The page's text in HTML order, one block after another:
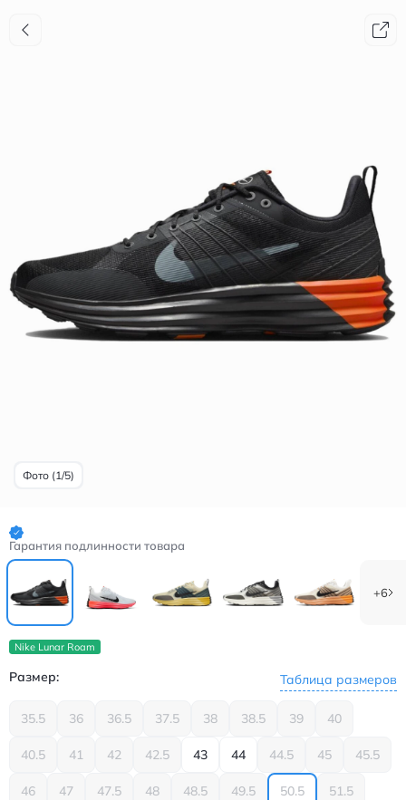
Фото (1/5)
Гарантия подлинности товара
+6
Nike Lunar Roam
Размер: Таблица размеров
35.5 36 36.5 37.5 38 38.5 39 40
40.5 41 42 42.5 43 44 44.5 45 45.5
46 47 47.5 48 48.5 49.5 50.5 51.5